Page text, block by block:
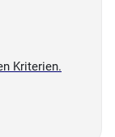
Kriterien.